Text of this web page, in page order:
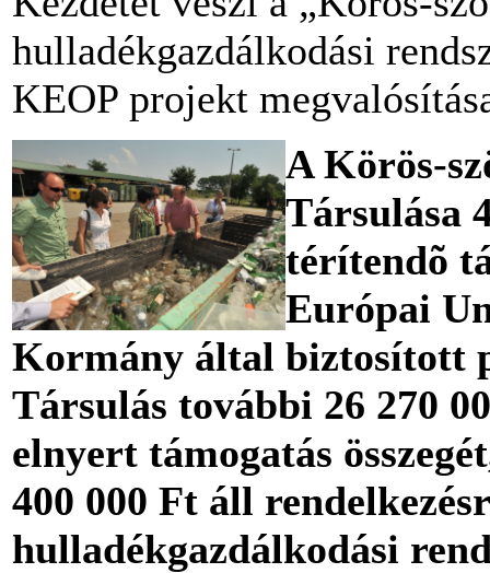
hulladékgazdálkodási
KEOP projekt
A Körös-
Társulása
térítendõ
Európai
Kormány által biztosított
Társulás további 26 270
elnyert támogatás
400 000 Ft áll
hulladékgazdálkodási